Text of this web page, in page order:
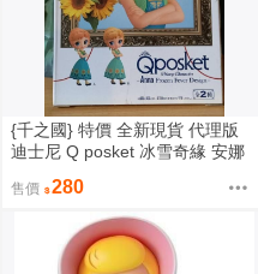
{千之國} 特價 全新現貨 代理版
迪士尼 Q posket 冰雪奇緣 安娜
售價 280